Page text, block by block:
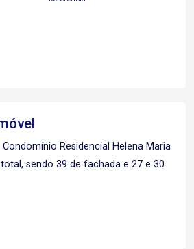
Residencial Helena Maria
sendo 39 de fachada e 27 e 30